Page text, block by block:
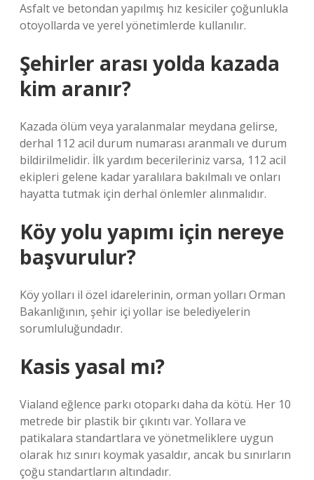
Asfalt ve betondan yapılmış hız kesiciler çoğunlukla
otoyollarda ve yerel yönetimlerde kullanılır.
Şehirler arası yolda kazada
kim aranır?
Kazada ölüm veya yaralanmalar meydana gelirse,
derhal 112 acil durum numarası aranmalı ve durum
bildirilmelidir. İlk yardım becerileriniz varsa, 112 acil
ekipleri gelene kadar yaralılara bakılmalı ve onları
hayatta tutmak için derhal önlemler alınmalıdır.
Köy yolu yapımı için nereye
başvurulur?
Köy yolları il özel idarelerinin, orman yolları Orman
Bakanlığının, şehir içi yollar ise belediyelerin
sorumluluğundadır.
Kasis yasal mı?
Vialand eğlence parkı otoparkı daha da kötü. Her 10
metrede bir plastik bir çıkıntı var. Yollara ve
patikalara standartlara ve yönetmeliklere uygun
olarak hız sınırı koymak yasaldır, ancak bu sınırların
çoğu standartların altındadır.